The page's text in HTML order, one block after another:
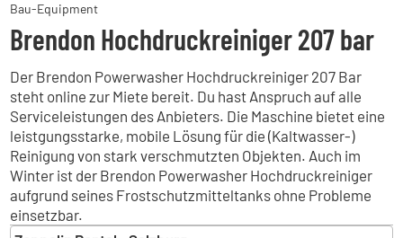
Bau-Equipment
Brendon Hochdruckreiniger 207 bar
Der Brendon Powerwasher Hochdruckreiniger 207 Bar
steht online zur Miete bereit. Du hast Anspruch auf alle
Serviceleistungen des Anbieters. Die Maschine bietet eine
leistgungsstarke, mobile Lösung für die (Kaltwasser-)
Reinigung von stark verschmutzten Objekten. Auch im
Winter ist der Brendon Powerwasher Hochdruckreiniger
aufgrund seines Frostschutzmitteltanks ohne Probleme
einsetzbar.